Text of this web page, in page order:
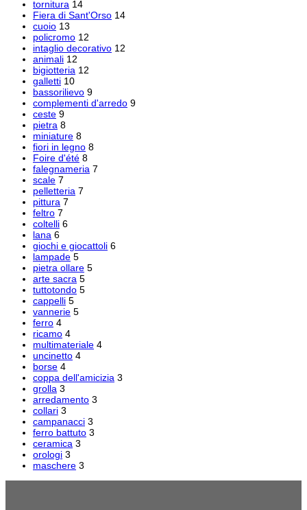
tornitura 14
Fiera di Sant'Orso 14
cuoio 13
policromo 12
intaglio decorativo 12
animali 12
bigiotteria 12
galletti 10
bassorilievo 9
complementi d'arredo 9
ceste 9
pietra 8
miniature 8
fiori in legno 8
Foire d'été 8
falegnameria 7
scale 7
pelletteria 7
pittura 7
feltro 7
coltelli 6
lana 6
giochi e giocattoli 6
lampade 5
pietra ollare 5
arte sacra 5
tuttotondo 5
cappelli 5
vannerie 5
ferro 4
ricamo 4
multimateriale 4
uncinetto 4
borse 4
coppa dell'amicizia 3
grolla 3
arredamento 3
collari 3
campanacci 3
ferro battuto 3
ceramica 3
orologi 3
maschere 3